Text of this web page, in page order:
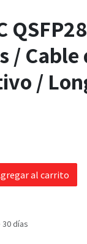
/
/
al carrito
días